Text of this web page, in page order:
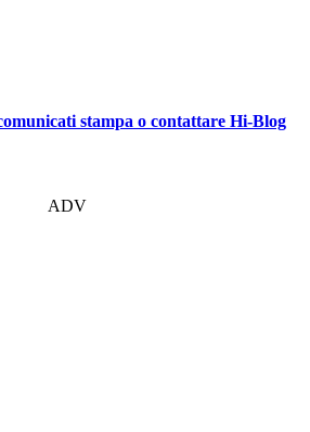
stampa o contattare Hi-Blog
ADV